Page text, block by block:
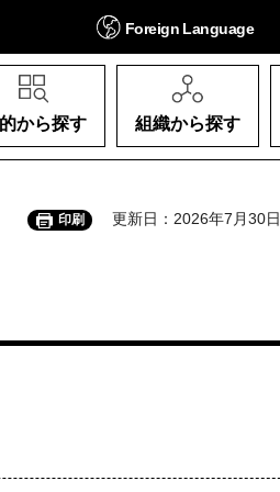
Foreign Language
から探す 組織から探す
印刷 更新日：2026年7月30日